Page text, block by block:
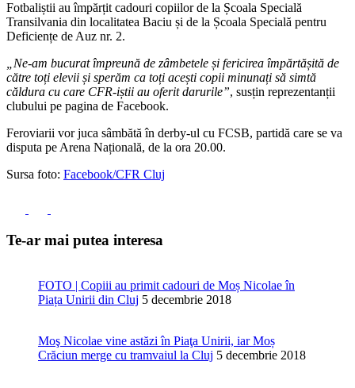
Fotbaliștii au împărțit cadouri copiilor de la Școala Specială
Transilvania din localitatea Baciu și de la Școala Specială pentru
Deficiențe de Auz nr. 2.
„Ne-am bucurat împreună de zâmbetele și fericirea împărtășită de
către toți elevii și sperăm ca toți acești copii minunați să simtă
căldura cu care CFR-iștii au oferit darurile”, susțin reprezentanții
clubului pe pagina de Facebook.
Feroviarii vor juca sâmbătă în derby-ul cu FCSB, partidă care se va
disputa pe Arena Națională, de la ora 20.00.
Sursa foto: Facebook/CFR Cluj
Te-ar mai putea interesa
FOTO | Copiii au primit cadouri de Moș Nicolae în
Piața Unirii din Cluj 5 decembrie 2018
Moş Nicolae vine astăzi în Piaţa Unirii, iar Moș
Crăciun merge cu tramvaiul la Cluj 5 decembrie 2018